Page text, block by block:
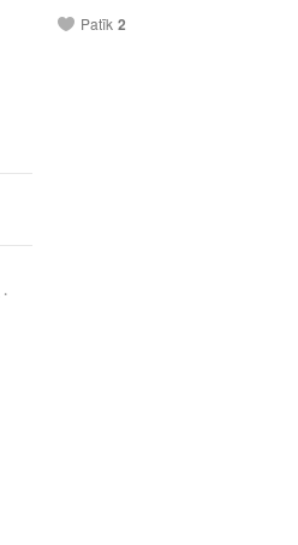
Patīk 2